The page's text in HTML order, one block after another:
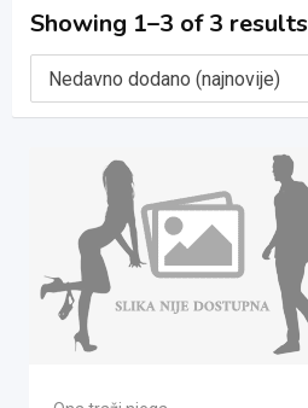
Showing 1–3 of 3 results